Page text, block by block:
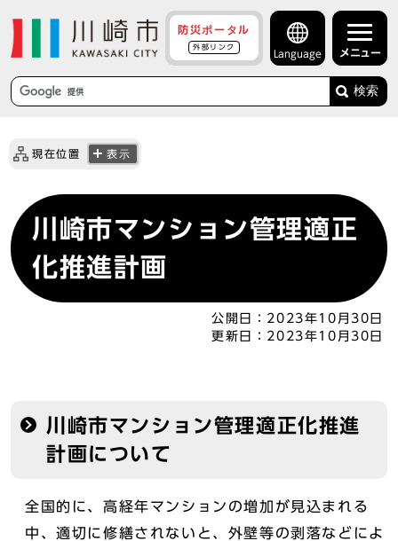
防災ポータル
外部リンク
Language メニュー
検索
現在位置 表示
川崎市マンション管理適正
化推進計画
公開日： 2023年10月30日
更新日： 2023年10月30日
川崎市マンション管理適正化推進
計画について
全国的に、高経年マンションの増加が見込まれる
中、適切に修繕されないと、外壁等の剥落などによ